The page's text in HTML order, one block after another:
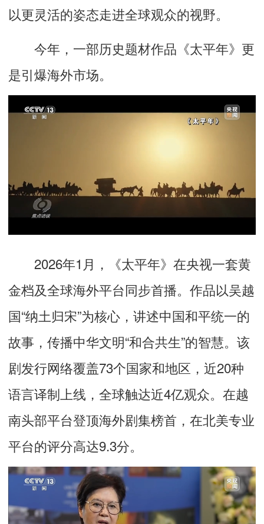
以更灵活的姿态走进全球观众的视野。
今年，一部历史题材作品《太平年》更
是引爆海外市场。
2026年1月，《太平年》在央视一套黄
金档及全球海外平台同步首播。作品以吴越
国“纳土归宋”为核心，讲述中国和平统一的
故事，传播中华文明“和合共生”的智慧。该
剧发行网络覆盖73个国家和地区，近20种
语言译制上线，全球触达近4亿观众。在越
南头部平台登顶海外剧集榜首，在北美专业
平台的评分高达9.3分。